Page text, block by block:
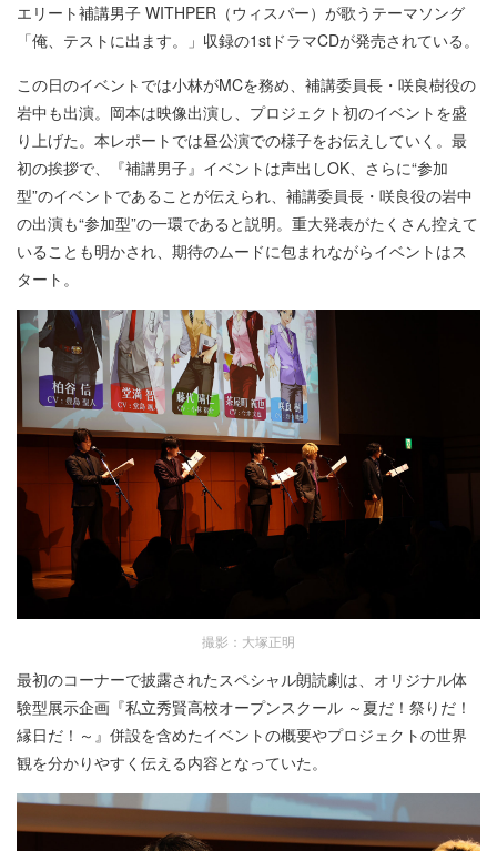
エリート補講男子 WITHPER（ウィスパー）が歌うテーマソング
「俺、テストに出ます。」収録の1stドラマCDが発売されている。
この日のイベントでは小林がMCを務め、補講委員長・咲良樹役の
岩中も出演。岡本は映像出演し、プロジェクト初のイベントを盛
り上げた。本レポートでは昼公演での様子をお伝えしていく。最
初の挨拶で、『補講男子』イベントは声出しOK、さらに“参加
型”のイベントであることが伝えられ、補講委員長・咲良役の岩中
の出演も“参加型”の一環であると説明。重大発表がたくさん控えて
いることも明かされ、期待のムードに包まれながらイベントはス
タート。
撮影：大塚正明
最初のコーナーで披露されたスペシャル朗読劇は、オリジナル体
験型展示企画『私立秀賢高校オープンスクール ～夏だ！祭りだ！
縁日だ！～』併設を含めたイベントの概要やプロジェクトの世界
観を分かりやすく伝える内容となっていた。